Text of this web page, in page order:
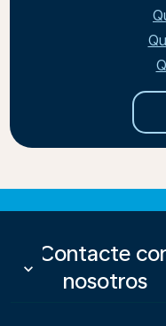
Contacte
nosotros
keyboard_arrow_down